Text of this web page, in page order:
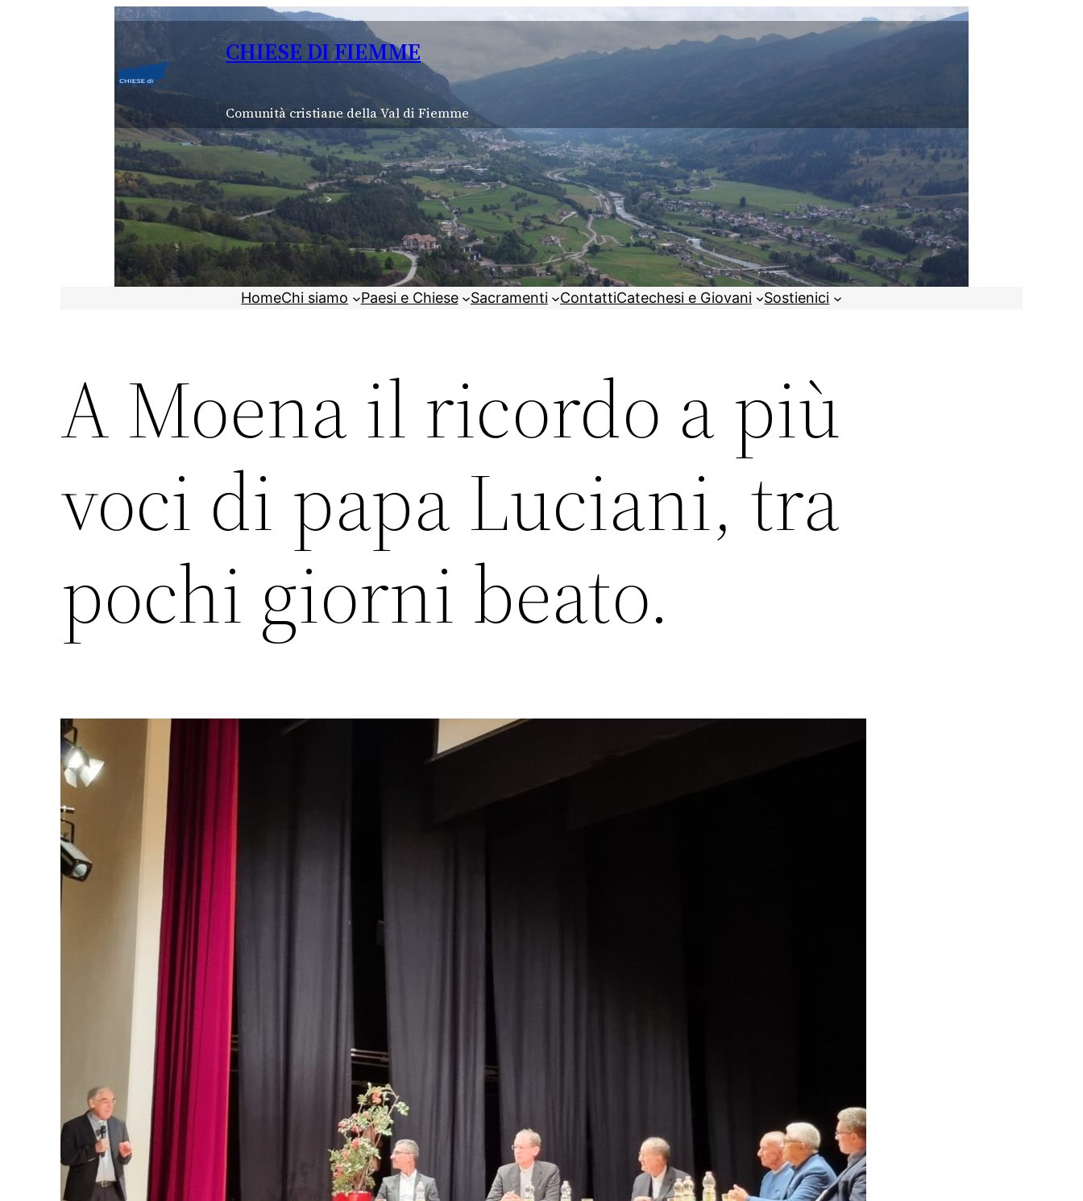
CHIESE DI FIEMME
Comunità cristiane della Val di Fiemme
HomeChi siamo Paesi e Chiese Sacramenti ContattiCatechesi e Giovani Sostienici
A Moena il ricordo a più
voci di papa Luciani, tra
pochi giorni beato.